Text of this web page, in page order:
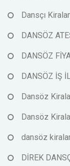
Dansçı
DANSÖZ
DANSÖZ
DANSÖZ İŞ
Dansöz
Dansöz
dansöz
DİREK